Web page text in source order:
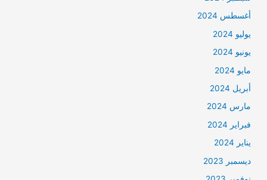
أغسطس 2024
يوليو 2024
يونيو 2024
مايو 2024
أبريل 2024
مارس 2024
فبراير 2024
يناير 2024
ديسمبر 2023